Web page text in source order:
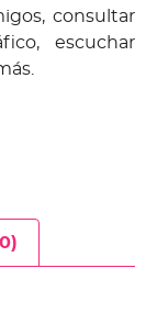
consultar
escuchar